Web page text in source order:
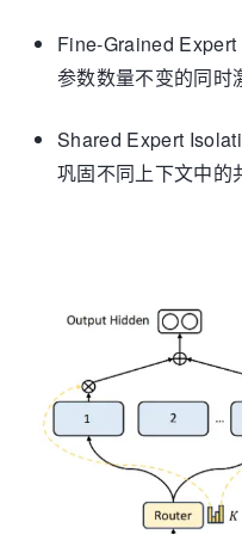
Fine-Grained
参数数量不变的同时
Shared Expert
巩固不同上下文中的